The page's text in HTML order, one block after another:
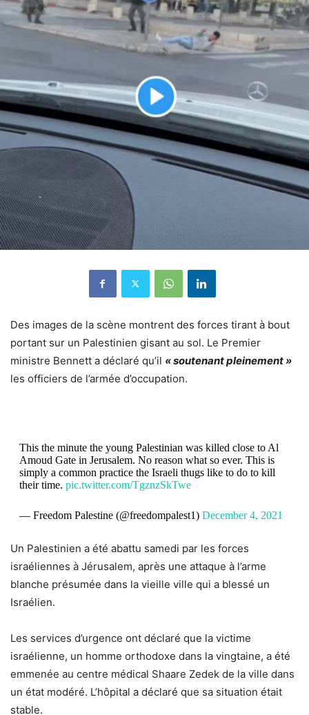
Des images de la scène montrent des forces tirant à bout
portant sur un Palestinien gisant au sol. Le Premier
ministre Bennett a déclaré qu’il « soutenant pleinement »
les officiers de l’armée d’occupation.
This the minute the young Palestinian was killed close to Al
Amoud Gate in Jerusalem. No reason what so ever. This is
simply a common practice the Israeli thugs like to do to kill
their time. pic.twitter.com/TgznzSkTwe
— Freedom Palestine (@freedompalest1) December 4, 2021
Un Palestinien a été abattu samedi par les forces
israéliennes à Jérusalem, après une attaque à l’arme
blanche présumée dans la vieille ville qui a blessé un
Israélien.
Les services d’urgence ont déclaré que la victime
israélienne, un homme orthodoxe dans la vingtaine, a été
emmenée au centre médical Shaare Zedek de la ville dans
un état modéré. L’hôpital a déclaré que sa situation était
stable.